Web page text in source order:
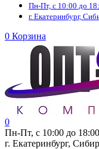
Пн-Пт, с 10:00 до
г. Екатеринбург,
0 Корзина
0
Пн-Пт, с 10:00 до 18:00
г. Екатеринбург,